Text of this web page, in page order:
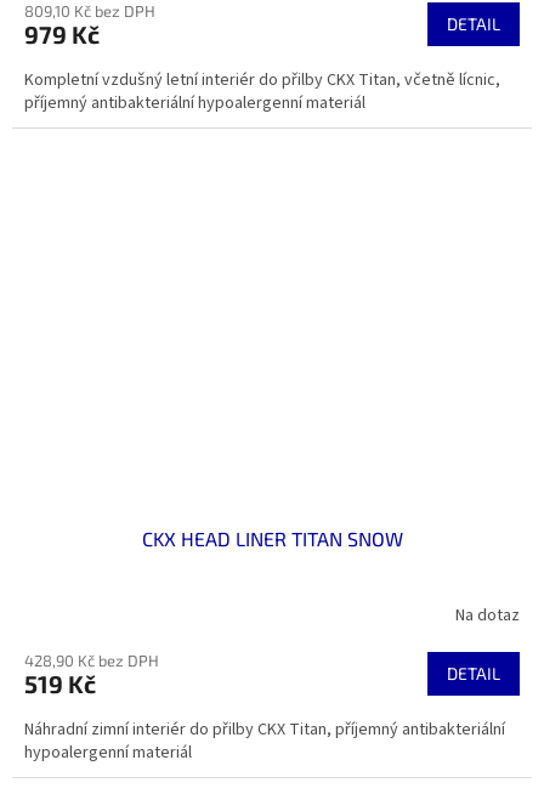
809,10 Kč bez DPH
979 Kč DETAIL
Kompletní vzdušný letní interiér do přilby CKX Titan, včetně lícnic,
příjemný antibakteriální hypoalergenní materiál
CKX HEAD LINER TITAN SNOW
Na dotaz
428,90 Kč bez DPH
519 Kč DETAIL
Náhradní zimní interiér do přilby CKX Titan, příjemný antibakteriální
hypoalergenní materiál